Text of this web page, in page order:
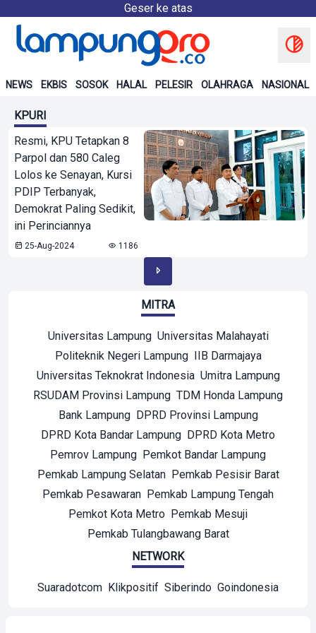
Geser ke atas
NEWS EKBIS SOSOK HALAL PELESIR OLAHRAGA NASIONAL
KPURI
Resmi, KPU Tetapkan 8
Parpol dan 580 Caleg
Lolos ke Senayan, Kursi
PDIP Terbanyak,
Demokrat Paling Sedikit,
ini Perinciannya
25-Aug-2024 1186
MITRA
Universitas Lampung Universitas Malahayati
Politeknik Negeri Lampung IIB Darmajaya
Universitas Teknokrat Indonesia Umitra Lampung
RSUDAM Provinsi Lampung TDM Honda Lampung
Bank Lampung DPRD Provinsi Lampung
DPRD Kota Bandar Lampung DPRD Kota Metro
Pemrov Lampung Pemkot Bandar Lampung
Pemkab Lampung Selatan Pemkab Pesisir Barat
Pemkab Pesawaran Pemkab Lampung Tengah
Pemkot Kota Metro Pemkab Mesuji
Pemkab Tulangbawang Barat
NETWORK
Suaradotcom Klikpositif Siberindo Goindonesia